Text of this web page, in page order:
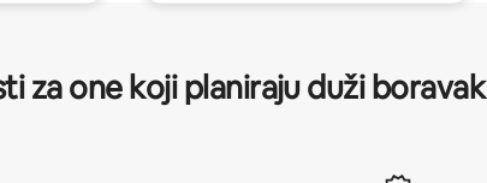
za one koji planiraju duži boravak